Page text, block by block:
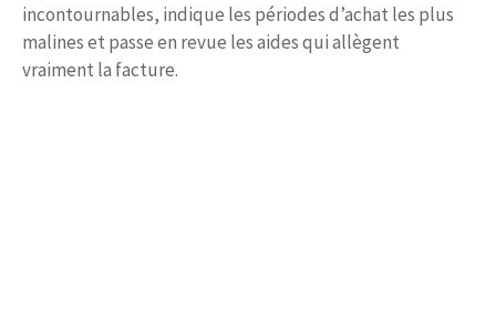
incontournables, indique les périodes d’achat les plus
malines et passe en revue les aides qui allègent
vraiment la facture.